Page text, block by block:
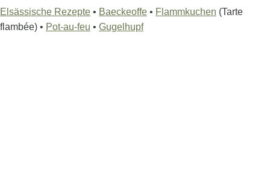
Elsässische Rezepte • Baeckeoffe • Flammkuchen (Tarte
flambée) • Pot-au-feu • Gugelhupf